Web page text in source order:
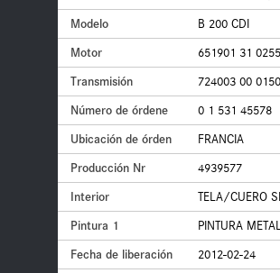
Modelo
B 200 CDI
Motor
651901 31
Transmisión
724003 00
Número de órdene
0 1 531 45578
Ubicación de órden
FRANCIA
Producción Nr
4939577
Interior
TELA/CUERO
Pintura 1
PINTURA
Fecha de liberación
2012-02-24